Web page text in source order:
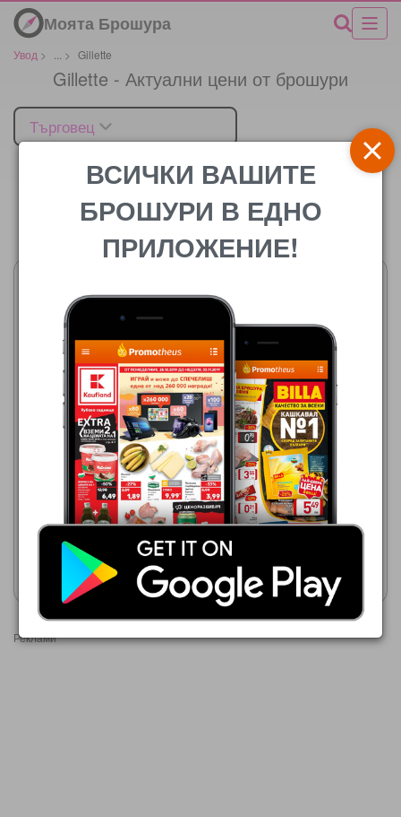
Моята Брошура
Увод > > Gillette
Gillette - Актуални цени от брошури
Търговец
Цената
01.07.2026 - 31.08.2026
GILLETTE Самобръсначка
Покажи брошурата
МЕТРО
01.07.2026 - 31.08.2026
1,00 €
GILLETTE BLUE 3
Покажи брошурата
Реклами
ВСИЧКИ ВАШИТЕ
БРОШУРИ В ЕДНО
ПРИЛОЖЕНИЕ!